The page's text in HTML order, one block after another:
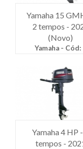
Yamaha 15
2 tempos -
(Novo)
Yamaha - Cód:
Yamaha 4 HP
tempos -